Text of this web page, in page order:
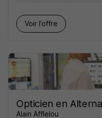
Voir l’offre
Opticien en
Alain Afflelou